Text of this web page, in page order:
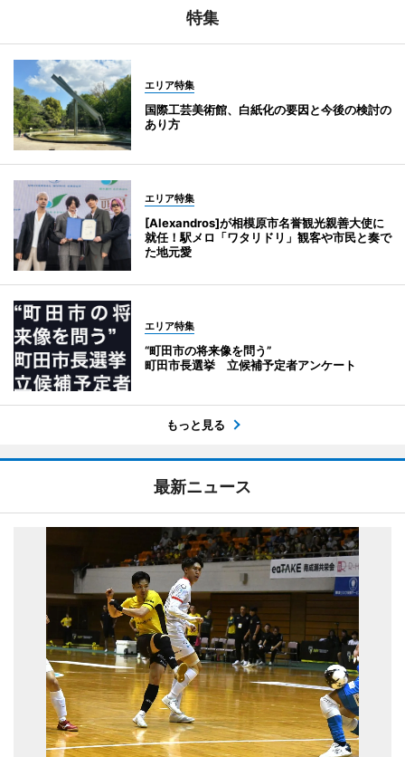
特集
エリア特集
国際工芸美術館、白紙化の要因と今後の検討の
あり方
エリア特集
[Alexandros]が相模原市名誉観光親善大使に
就任！駅メロ「ワタリドリ」観客や市民と奏で
た地元愛
エリア特集
“町田市の将来像を問う”
町田市長選挙 立候補予定者アンケート
もっと見る
最新ニュース